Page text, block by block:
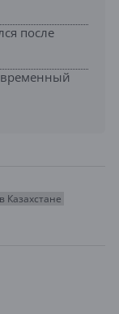
после
Казахстане